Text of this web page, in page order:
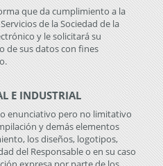
que da cumplimiento a la
de la Sociedad de la
y le solicitará su
de sus datos con fines
E INDUSTRIAL
enunciativo pero no limitativo
y demás elementos
los diseños, logotipos,
del Responsable o en su caso